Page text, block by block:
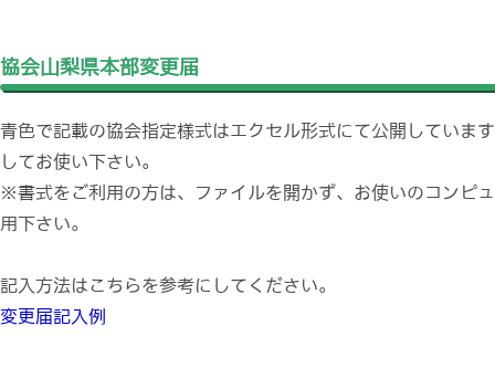
協会山梨県本部変更届
青色で記載の協会指定様式はエクセル形式にて公開していま
してお使い下さい。
※書式をご利用の方は、ファイルを開かず、お使いのコンピ
用下さい。
記入方法はこちらを参考にしてください。
変更届記入例